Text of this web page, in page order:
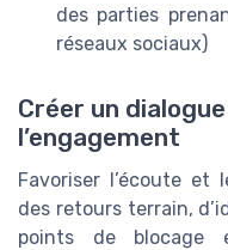
des parties
réseaux sociaux)
Créer un
l’engagement
Favoriser l’écoute et
des retours terrain,
points de blocage